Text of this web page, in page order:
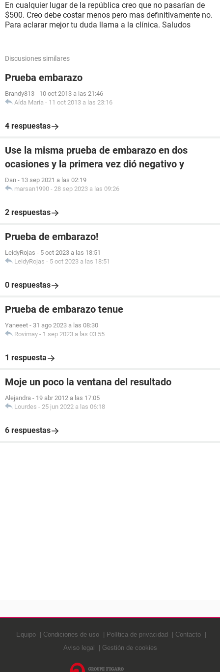
En cualquier lugar de la república creo que no pasarían de
$500. Creo debe costar menos pero mas definitivamente no.
Para aclarar mejor tu duda llama a la clínica. Saludos
Discusiones similares
Prueba embarazo
Brandy813 - 10 oct 2013 a las 21:46
Aída María - 11 oct 2013 a las 23:16
4 respuestas
Use la misma prueba de embarazo en dos
ocasiones y la primera vez dió negativo y
Dan - 13 sep 2021 a las 02:19
marsan1990 - 28 sep 2023 a las 09:26
2 respuestas
Prueba de embarazo!
LeidyRojas - 5 oct 2023 a las 18:51
LeidyRojas - 5 oct 2023 a las 18:51
0 respuestas
Prueba de embarazo tenue
Yaneeet - 31 ago 2023 a las 08:30
Rovimay - 1 sep 2023 a las 03:55
1 respuesta
Moje un poco la ventana del resultado
Alejandra - 19 abr 2012 a las 17:05
Lourdes - 25 jun 2022 a las 06:18
6 respuestas
Equipo Condiciones de uso Política de privacidad
Contacto
Aviso legal
Gestión de cookies